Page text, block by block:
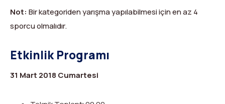
Not: Bir kategoriden yarışma yapılabilmesi için en az 4
sporcu olmalıdır.
Etkinlik Programı
31 Mart 2018 Cumartesi